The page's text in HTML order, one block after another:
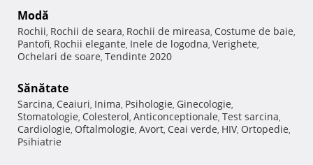
Modă
Rochii, Rochii de seara, Rochii de mireasa, Costume de baie,
Pantofi, Rochii elegante, Inele de logodna, Verighete,
Ochelari de soare, Tendinte 2020
Sănătate
Sarcina, Ceaiuri, Inima, Psihologie, Ginecologie,
Stomatologie, Colesterol, Anticonceptionale, Test sarcina,
Cardiologie, Oftalmologie, Avort, Ceai verde, HIV, Ortopedie,
Psihiatrie